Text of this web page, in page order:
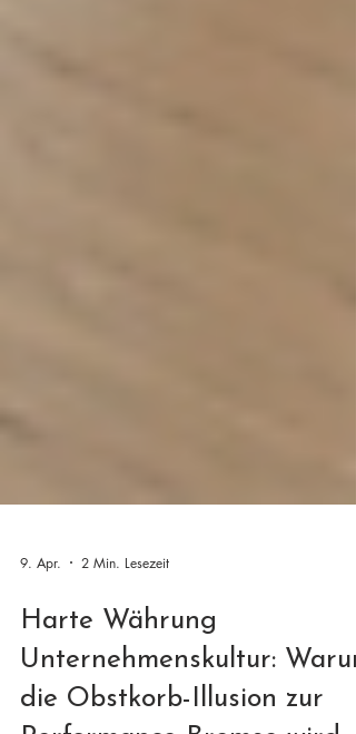
9. Apr. 2 Min. Lesezeit
Harte Währung
Unternehmenskultur: